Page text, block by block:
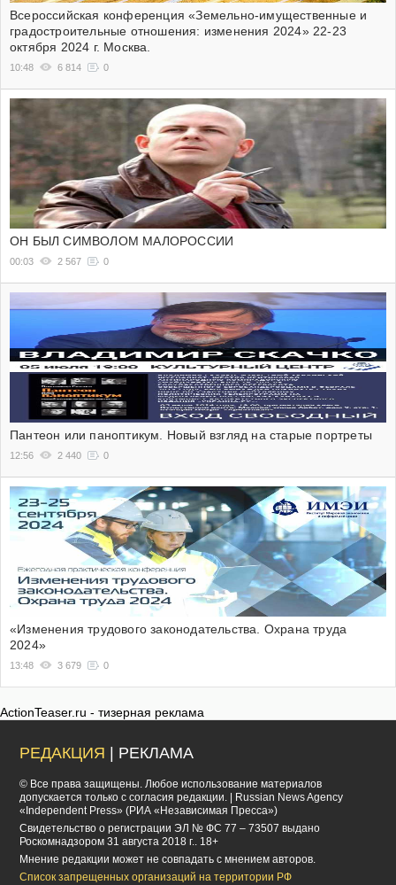
Всероссийская конференция «Земельно-имущественные и
градостроительные отношения: изменения 2024» 22-23
октября 2024 г. Москва.
10:48 6 814 0
ОН БЫЛ СИМВОЛОМ МАЛОРОССИИ
00:03 2 567 0
Пантеон или паноптикум. Новый взгляд на старые портреты
12:56 2 440 0
«Изменения трудового законодательства. Охрана труда
2024»
13:48 3 679 0
ActionTeaser.ru - тизерная реклама
РЕДАКЦИЯ | РЕКЛАМА
© Все права защищены. Любое использование материалов
допускается только с согласия редакции. | Russian News Agency
«Independent Press» (РИА «Независимая Пресса»)
Cвидетельство о регистрации ЭЛ № ФС 77 – 73507 выдано
Роскомнадзором 31 августа 2018 г.. 18+
Мнение редакции может не совпадать с мнением авторов.
Список запрещенных организаций на территории РФ